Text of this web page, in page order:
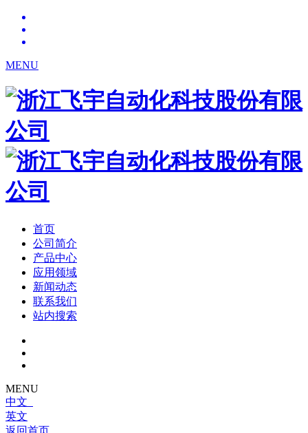
MENU
首页
公司简介
产品中心
应用领域
新闻动态
联系我们
站内搜索
MENU
中文
英文
返回首页